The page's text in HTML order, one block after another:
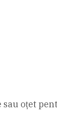
sau oțet